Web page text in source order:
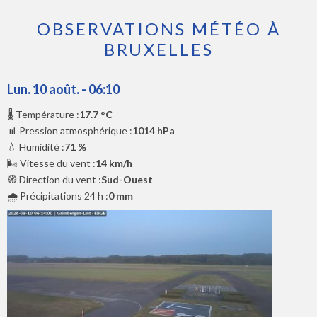
OBSERVATIONS MÉTÉO À
BRUXELLES
Lun. 10 août. - 06:10
🌡️ Température :17.7 °C
📊 Pression atmosphérique :1014 hPa
💧 Humidité :71 %
🌬️ Vitesse du vent :14 km/h
🧭 Direction du vent :Sud-Ouest
🌧️ Précipitations 24 h :0 mm